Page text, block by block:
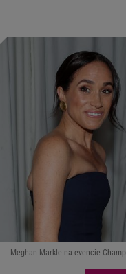
Meghan Markle na evencie